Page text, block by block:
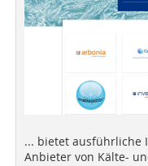
... bietet ausführliche
Anbieter von Kälte-